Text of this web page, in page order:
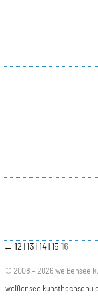
← 12 13 14 15 16
© 2008 – 2026 weißensee
weißensee